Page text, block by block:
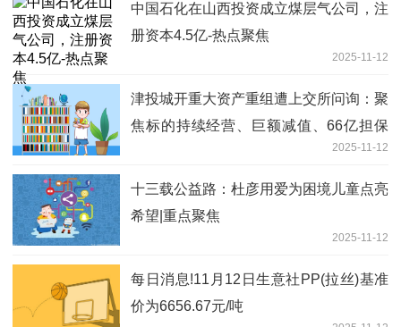
中国石化在山西投资成立煤层气公司，注
册资本4.5亿-热点聚焦
2025-11-12
津投城开重大资产重组遭上交所问询：聚
焦标的持续经营、巨额减值、66亿担保
2025-11-12
十三载公益路：杜彦用爱为困境儿童点亮
希望|重点聚焦
2025-11-12
每日消息!11月12日生意社PP(拉丝)基准
价为6656.67元/吨